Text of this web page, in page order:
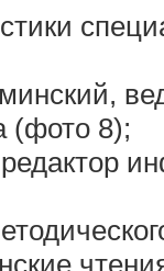
(фото 8);